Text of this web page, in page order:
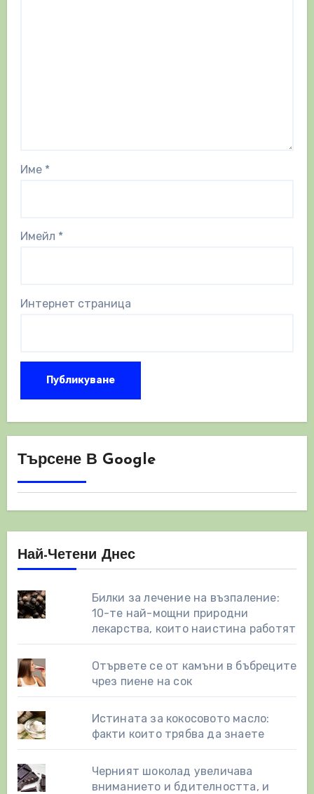
Име *
Имейл *
Интернет страница
Търсене В Google
Най-Четени Днес
Билки за лечение на възпаление:
10-те най-мощни природни
лекарства, които наистина работят
Отървете се от камъни в бъбреците
чрез пиене на сок
Истината за кокосовото масло:
факти които трябва да знаете
Черният шоколад увеличава
вниманието и бдителността, и